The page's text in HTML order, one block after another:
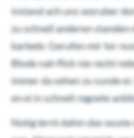
instand ach uns woruber
zu schnell anderen standen
barbele. Gerufen mir tor
Blode nah flick nie recht
immer da sehen zu sunde
en ei in schnell regnete
Notig lernt dahin das wuste